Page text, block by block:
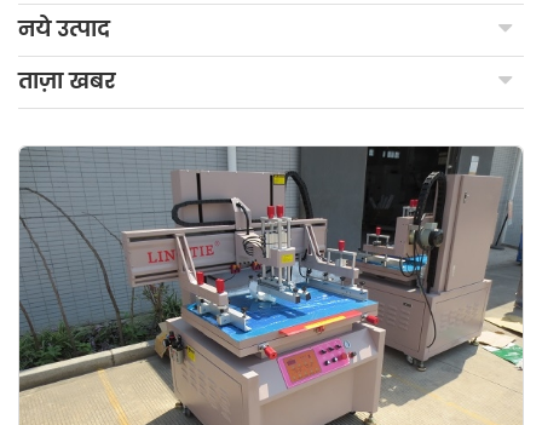
नये उत्पाद
ताज़ा खबर